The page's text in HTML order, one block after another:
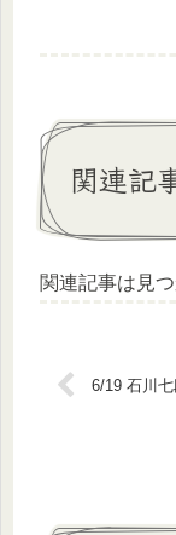
関連記
関連記事は見
6/19 石川